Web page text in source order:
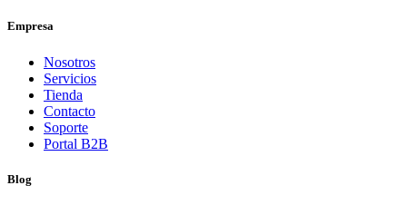
Empresa
Nosotros
Servicios
Tienda
Contacto
Soporte
Portal B2B
Blog